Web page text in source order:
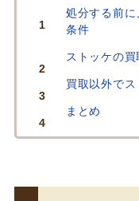
処分する前に
条件
ストッケの買
買取以外で
まとめ